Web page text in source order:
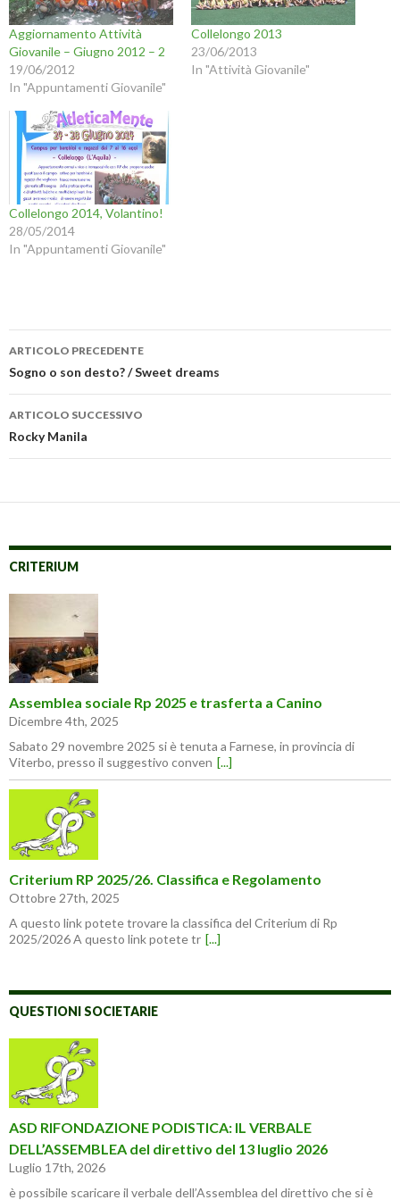
Aggiornamento Attività
Giovanile – Giugno 2012 – 2
19/06/2012
In "Appuntamenti Giovanile"
Collelongo 2013
23/06/2013
In "Attività Giovanile"
Collelongo 2014, Volantino!
28/05/2014
In "Appuntamenti Giovanile"
Navigazione
articolo
ARTICOLO PRECEDENTE
Sogno o son desto? / Sweet dreams
ARTICOLO SUCCESSIVO
Rocky Manila
CRITERIUM
Assemblea sociale Rp 2025 e trasferta a Canino
Dicembre 4th, 2025
Sabato 29 novembre 2025 si è tenuta a Farnese, in provincia di
Viterbo, presso il suggestivo conven [...]
Criterium RP 2025/26. Classifica e Regolamento
Ottobre 27th, 2025
A questo link potete trovare la classifica del Criterium di Rp
2025/2026 A questo link potete tr [...]
QUESTIONI SOCIETARIE
ASD RIFONDAZIONE PODISTICA: IL VERBALE
DELL’ASSEMBLEA del direttivo del 13 luglio 2026
Luglio 17th, 2026
è possibile scaricare il verbale dell’Assemblea del direttivo che si è